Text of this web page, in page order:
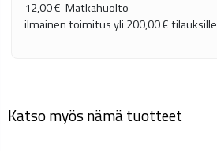
12,00 € Matkahuolto
ilmainen toimitus yli 200,00 €tilauksille
Katso myös nämä tuotteet